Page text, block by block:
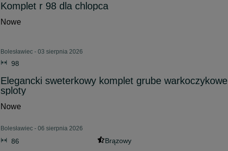
Komplet r 98 dla chlopca
Nowe
Bolesławiec - 03 sierpnia 2026
98
Elegancki sweterkowy komplet grube warkoczykowe
sploty
Nowe
Bolesławiec - 06 sierpnia 2026
86 Brązowy